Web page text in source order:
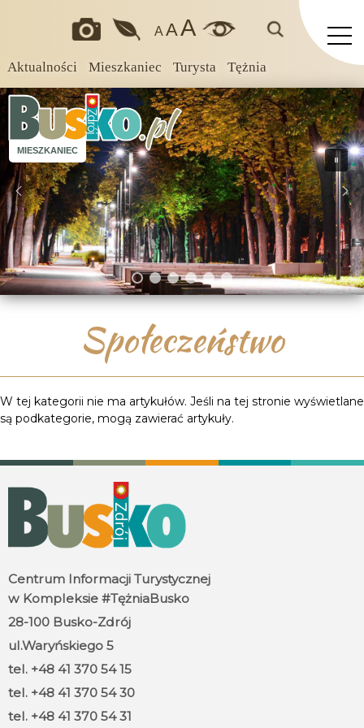
Aktualności Mieszkaniec Turysta Tężnia
A AA
MIESZKANIEC
Społeczeństwo
Informacja
W tej kategorii nie ma artykułów. Jeśli na tej stronie wyświetlane
są podkategorie, mogą zawierać artykuły.
Centrum Informacji Turystycznej
w Kompleksie #TężniaBusko
28-100 Busko-Zdrój
ul.Waryńskiego 5
tel. +48 41 370 54 15
tel. +48 41 370 54 30
tel. +48 41 370 54 31